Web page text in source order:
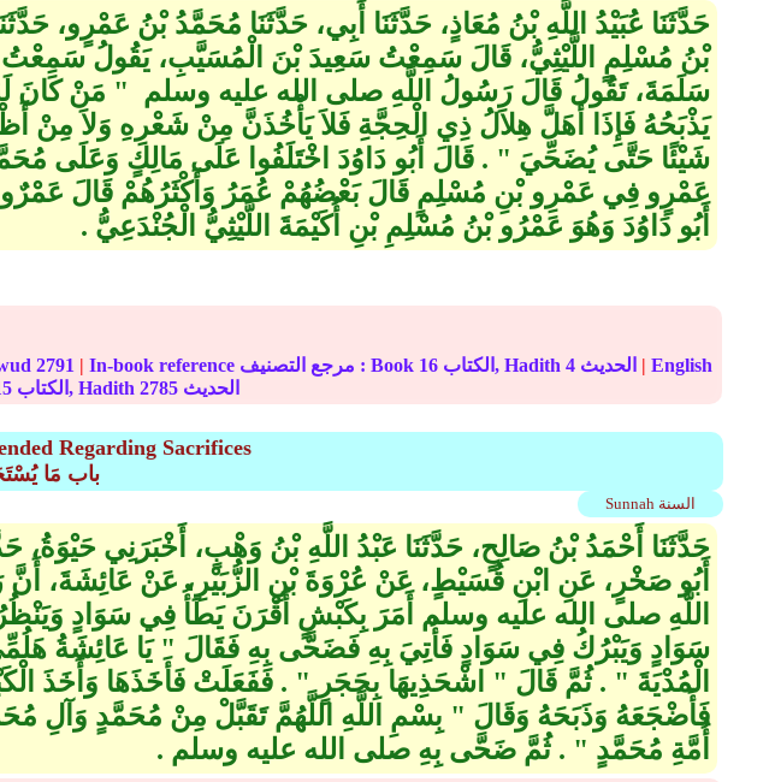
حَدَّثَنَا عُبَيْدُ اللَّهِ بْنُ مُعَاذٍ، حَدَّثَنَا أَبِي، حَدَّثَنَا مُحَمَّدُ بْنُ عَمْرٍو،
بْنُ مُسْلِمٍ اللَّيْثِيُّ، قَالَ سَمِعْتُ سَعِيدَ بْنَ الْمُسَيَّبِ، يَقُولُ سَمِعْتُ
سَلَمَةَ، تَقُولُ قَالَ رَسُولُ اللَّهِ صلى الله عليه وسلم ‏ "‏ مَنْ كَانَ
يَذْبَحُهُ فَإِذَا أَهَلَّ هِلاَلُ ذِي الْحِجَّةِ فَلاَ يَأْخُذَنَّ مِنْ شَعْرِهِ وَلاَ مِنْ
شَيْئًا حَتَّى يُضَحِّيَ ‏"‏ ‏.‏ قَالَ أَبُو دَاوُدَ اخْتَلَفُوا عَلَى مَالِكٍ وَعَلَى
عَمْرٍو فِي عَمْرِو بْنِ مُسْلِمٍ قَالَ بَعْضُهُمْ عُمَرُ وَأَكْثَرُهُمْ قَالَ
أَبُو دَاوُدَ وَهُوَ عَمْرُو بْنُ مُسْلِمِ بْنِ أُكَيْمَةَ اللَّيْثِيُّ الْجُنْدَعِيُّ ‏.‏
2791 | In-book reference مرجع التصنيف : Book 16 الكتاب, Hadith 4 | English
الكتاب, Hadith 2785 الحديث
Regarding Sacrifices
(4) باب مَا
Sunnah السنة
حَدَّثَنَا أَحْمَدُ بْنُ صَالِحٍ، حَدَّثَنَا عَبْدُ اللَّهِ بْنُ وَهْبٍ، أَخْبَرَنِي حَيْوَةُ،
أَبُو صَخْرٍ، عَنِ ابْنِ قُسَيْطٍ، عَنْ عُرْوَةَ بْنِ الزُّبَيْرِ، عَنْ عَائِشَةَ،
اللَّهِ صلى الله عليه وسلم أَمَرَ بِكَبْشٍ أَقْرَنَ يَطَأُ فِي سَوَادٍ
سَوَادٍ وَيَبْرُكُ فِي سَوَادٍ فَأُتِيَ بِهِ فَضَحَّى بِهِ فَقَالَ ‏"‏ يَا عَائِشَةُ
الْمُدْيَةَ ‏"‏ ‏.‏ ثُمَّ قَالَ ‏"‏ اشْحَذِيهَا بِحَجَرٍ ‏"‏ ‏.‏ فَفَعَلَتْ فَأَخَذَهَا وَأَخَذَ
فَأَضْجَعَهُ وَذَبَحَهُ وَقَالَ ‏"‏ بِسْمِ اللَّهِ اللَّهُمَّ تَقَبَّلْ مِنْ مُحَمَّدٍ وَآلِ
أُمَّةِ مُحَمَّدٍ ‏"‏ ‏.‏ ثُمَّ ضَحَّى بِهِ صلى الله عليه وسلم ‏.‏